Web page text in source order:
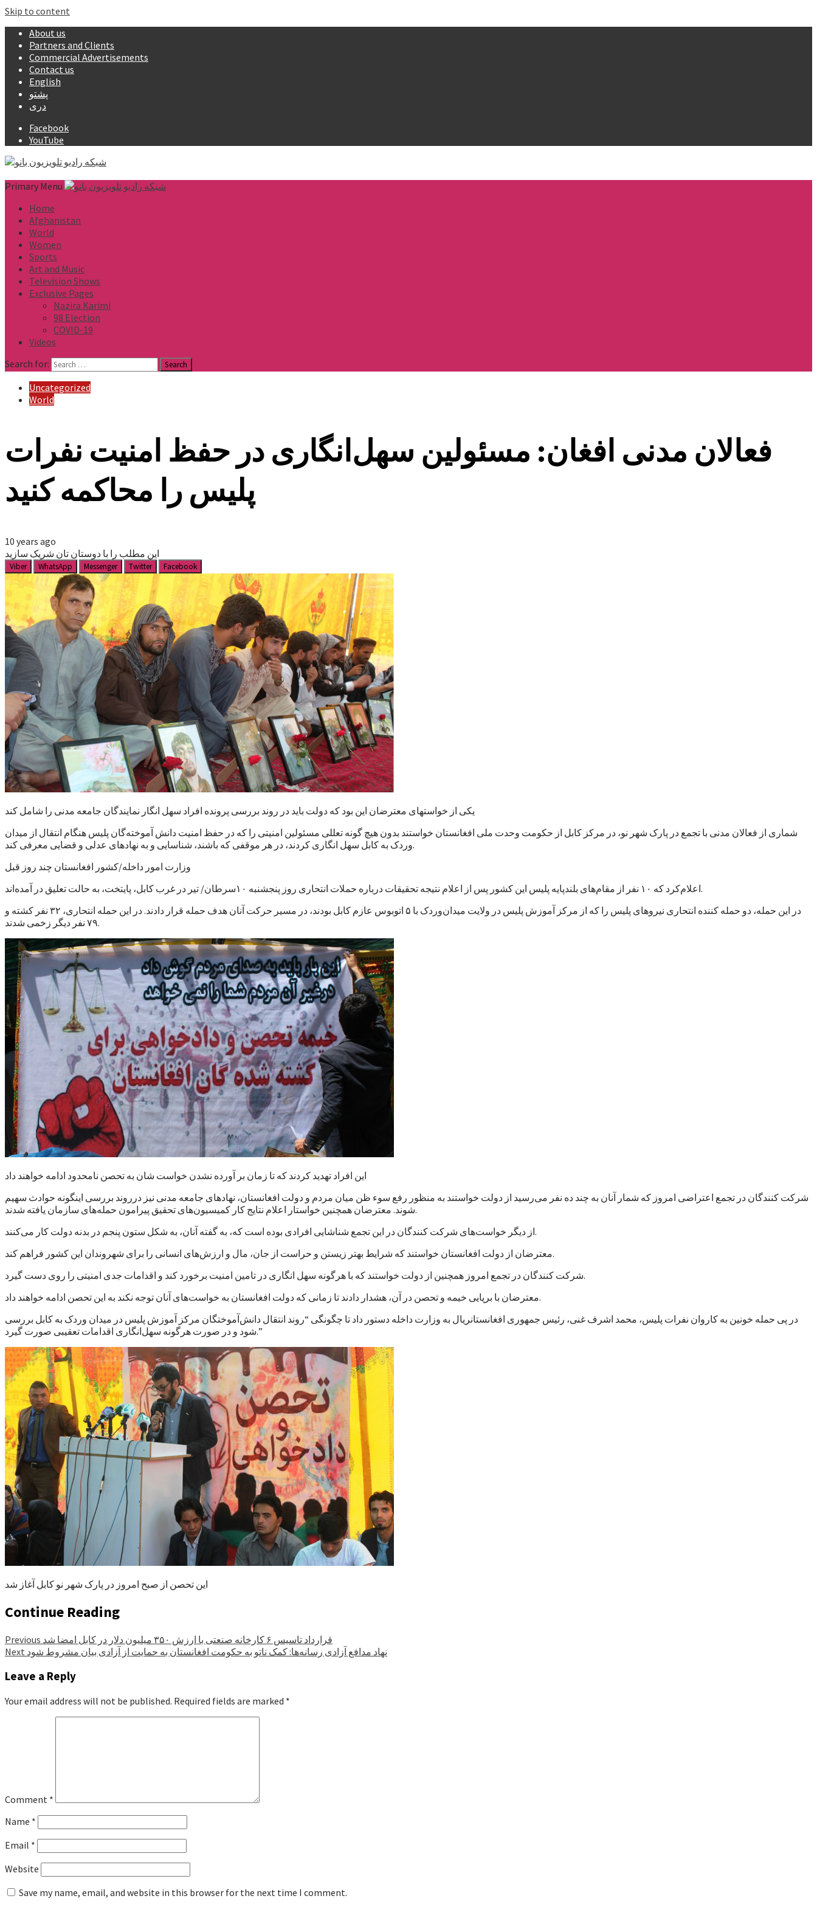
Skip to content
About us
Partners and Clients
Commercial Advertisements
Contact us
English
پشتو
دری
Facebook
YouTube
Primary Menu
Home
Afghanistan
World
Women
Sports
Art and Music
Television Shows
Exclusive Pages
Nazira Karimi
98 Election
COVID-19
Videos
Search for:
Uncategorized
World
فعالان مدنی افغان: مسئولین سهل‌انگاری در حفظ امنیت نفرات
پلیس را محاکمه کنید
10 years ago
این مطلب را با دوستان تان شریک سازید
Viber WhatsApp Messenger Twitter Facebook
یکی از خواستهای معترضان این بود که دولت باید در روند بررسی پرونده افراد سهل انگار نمایندگان جامعه مدنی را شامل کند
شماری از فعالان مدنی با تجمع در پارک شهر نو، در مرکز کابل از حکومت وحدت ملی افغانستان خواستند بدون هیچ گونه تعللی مسئولین امنیتی را که در حفظ امنیت دانش آموخته‌گان پلیس هنگام انتقال از میدان
وردک به کابل سهل انگاری کردند، در هر موقفی که باشند، شناسایی و به نهادهای عدلی و قضایی معرفی کند.
وزارت امور داخله/کشور افغانستان چند روز قبل
اعلام‌کرد که ۱۰ نفر از مقام‌های بلند‌پایه پلیس این کشور پس از اعلام نتیجه تحقیقات درباره حملات انتحاری روز پنجشنبه ۱۰سرطان/ تیر در غرب کابل، پایتخت، به حالت تعلیق در آمده‌اند.
در این حمله، دو حمله کننده انتحاری نیروهای پلیس را که از مرکز آموزش پلیس در ولایت میدان‌وردک با ۵ اتوبوس عازم کابل بودند، در مسیر حرکت آنان هدف حمله قرار دادند. در این حمله انتحاری، ۳۲ نفر کشته و
۷۹ نفر دیگر زخمی شدند.
این افراد تهدید کردند که تا زمان بر آورده نشدن خواست شان به تحصن نامحدود ادامه خواهند داد
شرکت کنندگان در تجمع اعتراضی امروز که شمار آنان به چند ده نفر می‌رسید از دولت خواستند به منظور رفع سوء ظن میان مردم و دولت افغانستان، نهادهای جامعه مدنی نیز درروند بررسی اینگونه حوادث سهیم
شوند. معترضان همچنین خواستار اعلام نتایج کار کمیسیون‌های تحقیق پیرامون حمله‌های سازمان یافته شدند.
از دیگر خواست‌های شرکت کنندگان در این تجمع شناشایی افرادی بوده است که، به گفته آنان، به شکل ستون پنجم در بدنه دولت کار می‌کنند.
معترضان از دولت افغانستان خواستند که شرایط بهتر زیستن و حراست از جان، مال و ارزش‌های انسانی را برای شهروندان این کشور فراهم کند.
شرکت کنندگان در تجمع امروز همچنین از دولت خواستند که با هرگونه سهل انگاری در تامین امنیت برخورد کند و اقدامات جدی امنیتی را روی دست گیرد.
معترضان با برپایی خیمه و تحصن در آن، هشدار دادند تا زمانی که دولت افغانستان به خواست‌های آنان توجه نکند به این تحصن ادامه خواهند داد.
در پی حمله خونین به کاروان نفرات پلیس، محمد اشرف غنی، رئیس جمهوری افغانستانريال به وزارت داخله دستور داد تا چگونگی “روند انتقال دانش‌آموختگان مرکز آموزش پلیس در میدان وردک به کابل بررسی
شود و در صورت هرگونه سهل‌انگاری اقدامات تعقیبی صورت گیرد.”
این تحصن از صبح امروز در پارک شهر نو کابل آغاز شد
Continue Reading
Previous
قرارداد تاسیس ۶ کارخانه صنعتی با ارزش ۳۵۰ میلیون دلار در کابل امضا شد
Next نهاد مدافع آزادی رسانه‌ها: کمک ناتو به حکومت افغانستان به حمایت از آزادی بیان مشروط شود
Leave a Reply
Your email address will not be published. Required fields are marked *
Comment *
Name *
Email *
Website
Save my name, email, and website in this browser for the next time I comment.